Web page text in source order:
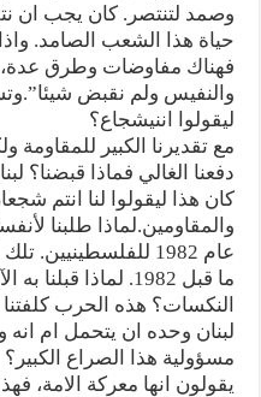
وصمد لتنتصر. كان يجب ان
حياة هذا الشعب الصامد.
فهناك مفاوضات وطرق عدة،
والنفيس ولم نقبض
ليقولوا اننيشجاع؟
مع تقديرنا الكبير
دفعنا الغالي فماذا قبضنا؟
كان هذا ليقولوا لنا انتم
عام 1982
ما قبل 1982. لماذا
النكسات؟ هذه الحرب
لبنان وحده ان يتحمل ام
مسؤولية هذا الصراع الكبير؟
يقولون انها معركة الامة،